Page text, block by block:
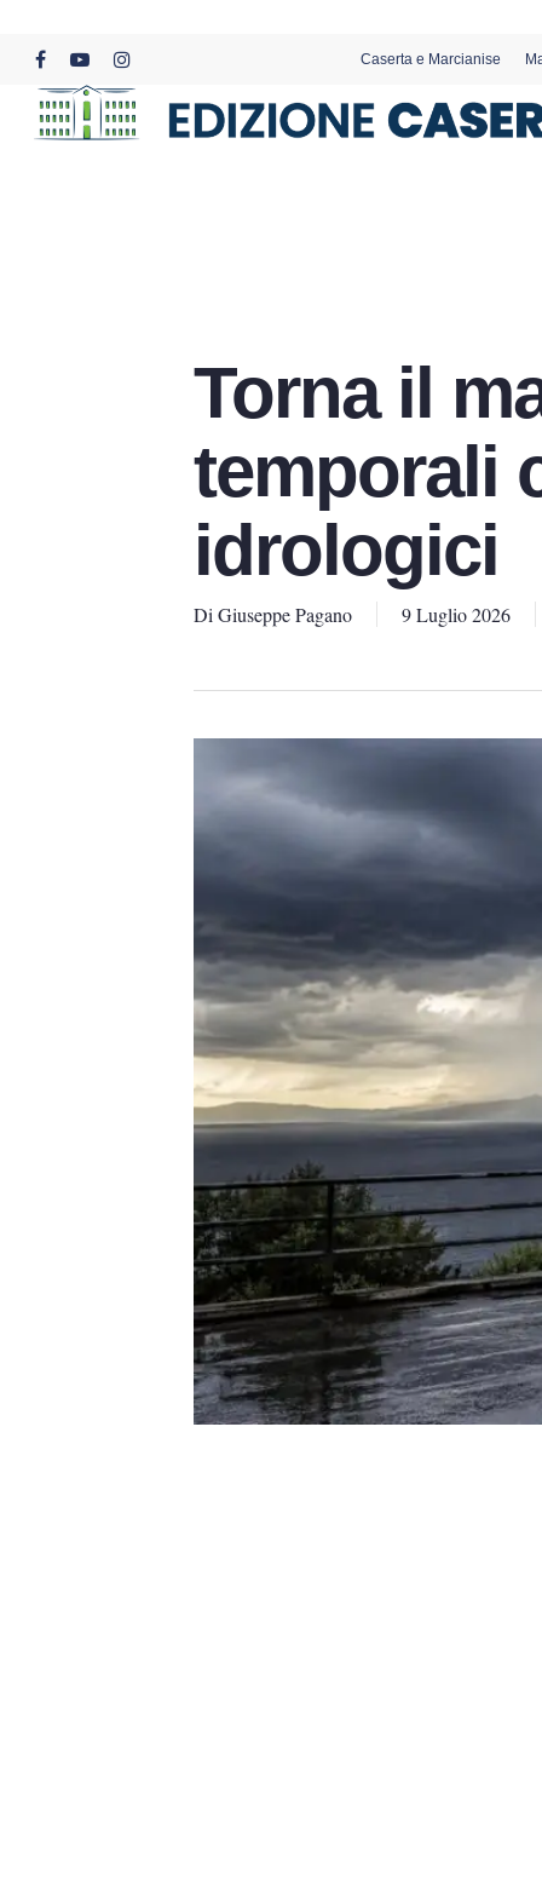
content
facebookyoutubeinstagram
Caserta e Marcianise
Torna il
temporali
idrologici
Di Giuseppe Pagano 9 Luglio 2026